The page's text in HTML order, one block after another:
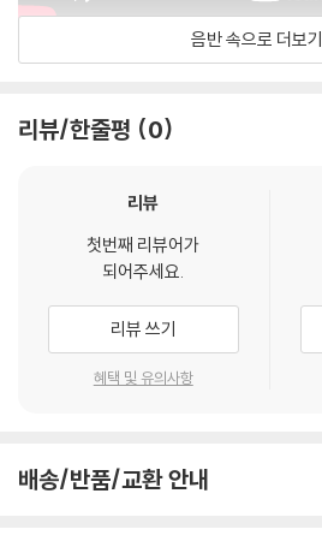
음반 속으로 더보기
리뷰/한줄평 0
리뷰
첫번째 리뷰어가
되어주세요.
리뷰 쓰기
혜택 및 유의사항
배송/반품/교환 안내